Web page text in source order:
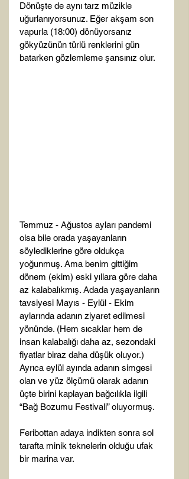
Dönüşte de aynı tarz müzikle
uğurlanıyorsunuz. Eğer akşam son
vapurla (18:00) dönüyorsanız
gökyüzünün türlü renklerini gün
batarken gözlemleme şansınız olur.
Temmuz - Ağustos ayları pandemi
olsa bile orada yaşayanların
söylediklerine göre oldukça
yoğunmuş. Ama benim gittiğim
dönem (ekim) eski yıllara göre daha
az kalabalıkmış. Adada yaşayanların
tavsiyesi Mayıs - Eylül - Ekim
aylarında adanın ziyaret edilmesi
yönünde. (Hem sıcaklar hem de
insan kalabalığı daha az, sezondaki
fiyatlar biraz daha düşük oluyor.)
Ayrıca eylül ayında adanın simgesi
olan ve yüz ölçümü olarak adanın
üçte birini kaplayan bağcılıkla ilgili
“Bağ Bozumu Festivali” oluyormuş.
Feribottan adaya indikten sonra sol
tarafta minik teknelerin olduğu ufak
bir marina var.